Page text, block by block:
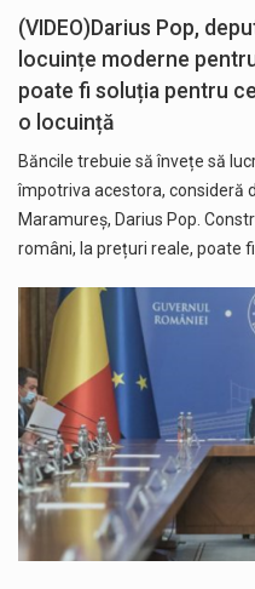
(VIDEO)Darius Pop,
locuințe moderne
poate fi soluția pentru
o locuință
Băncile trebuie să învețe să
împotriva acestora, consideră
Maramureș, Darius Pop.
români, la prețuri reale, poate